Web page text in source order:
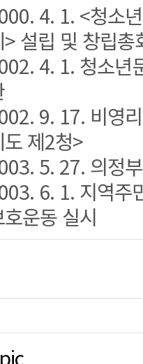
4. 1. <청소
> 설립 및 창립총
4. 1. 청소년
9. 17. 비영
도 제2청>
5. 27. 의정
6. 1. 지역주
운동 실시